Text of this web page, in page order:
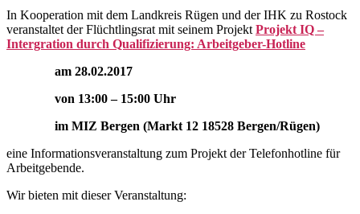
In Kooperation mit dem Landkreis Rügen und der IHK zu Rostock
veranstaltet der Flüchtlingsrat mit seinem Projekt Projekt IQ –
Intergration durch Qualifizierung: Arbeitgeber-Hotline
am 28.02.2017
von 13:00 – 15:00 Uhr
im MIZ Bergen (Markt 12 18528 Bergen/Rügen)
eine Informationsveranstaltung zum Projekt der Telefonhotline für
Arbeitgebende.
Wir bieten mit dieser Veranstaltung: